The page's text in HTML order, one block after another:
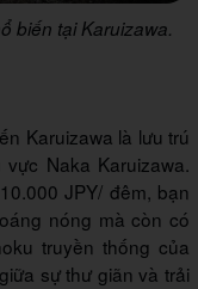
biến tại Karuizawa.
Karuizawa là lưu trú
Naka Karuizawa.
JPY/ đêm, bạn
nóng mà còn có
truyền thống của
sự thư giãn và trải